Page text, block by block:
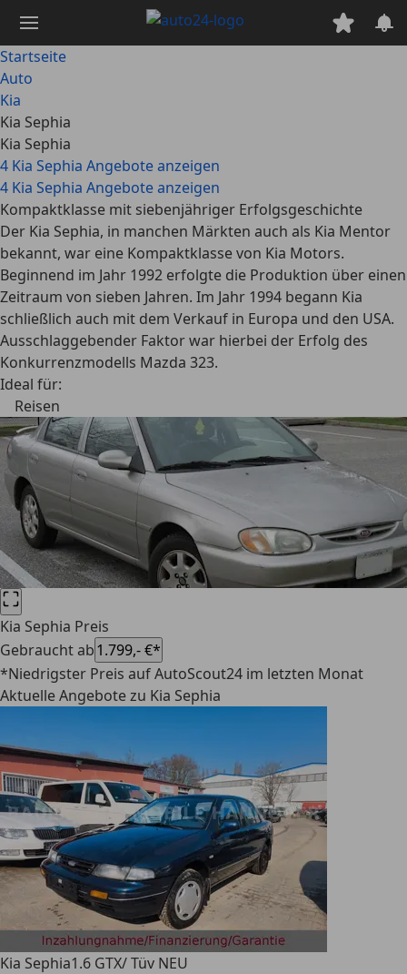
Hauptinhalt
springen
Startseite
Auto
Kia
Kia Sephia
Kia Sephia
4 Kia Sephia Angebote anzeigen
4 Kia Sephia Angebote anzeigen
Kompaktklasse mit siebenjähriger Erfolgsgeschichte
Der Kia Sephia, in manchen Märkten auch als Kia Mentor
bekannt, war eine Kompaktklasse von Kia Motors.
Beginnend im Jahr 1992 erfolgte die Produktion über einen
Zeitraum von sieben Jahren. Im Jahr 1994 begann Kia
schließlich auch mit dem Verkauf in Europa und den USA.
Ausschlaggebender Faktor war hierbei der Erfolg des
Konkurrenzmodells Mazda 323.
Ideal für:
Reisen
Kia Sephia Preis
Gebraucht ab1.799,- €*
*Niedrigster Preis auf AutoScout24 im letzten Monat
Aktuelle Angebote zu Kia Sephia
Kia Sephia1.6 GTX/ Tüv NEU